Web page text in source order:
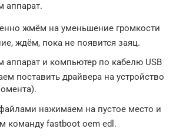
аппарат.
жмём на уменьшение громкости
ждём, пока не появится заяц.
аппарат и компьютер по кабелю USB
поставить драйвера на устройство
нажимаем на пустое место и
команду fastboot oem edl.